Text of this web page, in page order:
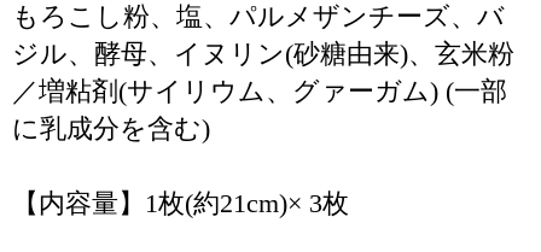
もろこし粉、塩、パルメザンチーズ、バ
ジル、酵母、イヌリン(砂糖由来)、玄米粉
／増粘剤(サイリウム、グァーガム) (一部
に乳成分を含む)
【内容量】1枚(約21cm)× 3枚